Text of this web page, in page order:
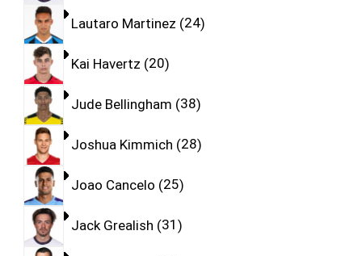
Lautaro Martinez 24
Kai Havertz 20
Jude Bellingham 38
Joshua Kimmich 28
Joao Cancelo 25
Jack Grealish 31